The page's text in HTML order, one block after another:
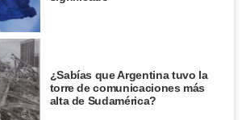
¿Sabías que Argentina tuvo la
torre de comunicaciones más
alta de Sudamérica?